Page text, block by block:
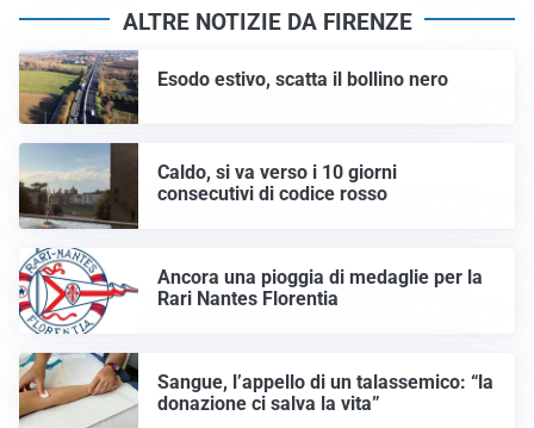
ALTRE NOTIZIE DA FIRENZE
Esodo estivo, scatta il bollino nero
Caldo, si va verso i 10 giorni
consecutivi di codice rosso
Ancora una pioggia di medaglie per la
Rari Nantes Florentia
Sangue, l’appello di un talassemico: “la
donazione ci salva la vita”